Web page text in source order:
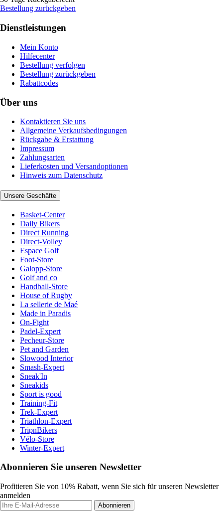
Bestellung zurückgeben
Dienstleistungen
Mein Konto
Hilfecenter
Bestellung verfolgen
Bestellung zurückgeben
Rabattcodes
Über uns
Kontaktieren Sie uns
Allgemeine Verkaufsbedingungen
Rückgabe & Erstattung
Impressum
Zahlungsarten
Lieferkosten und Versandoptionen
Hinweis zum Datenschutz
Unsere Geschäfte
Basket-Center
Daily Bikers
Direct Running
Direct-Volley
Espace Golf
Foot-Store
Galopp-Store
Golf and co
Handball-Store
House of Rugby
La sellerie de Maé
Made in Paradis
On-Fight
Padel-Expert
Pecheur-Store
Pet and Garden
Slowood Interior
Smash-Expert
Sneak'In
Sneakids
Sport is good
Training-Fit
Trek-Expert
Triathlon-Expert
TripnBikers
Vélo-Store
Winter-Expert
Abonnieren Sie unseren Newsletter
Profitieren Sie von 10% Rabatt, wenn Sie sich für unseren Newsletter
anmelden
Abonnieren